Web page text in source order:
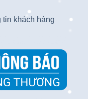
tin khách hàng